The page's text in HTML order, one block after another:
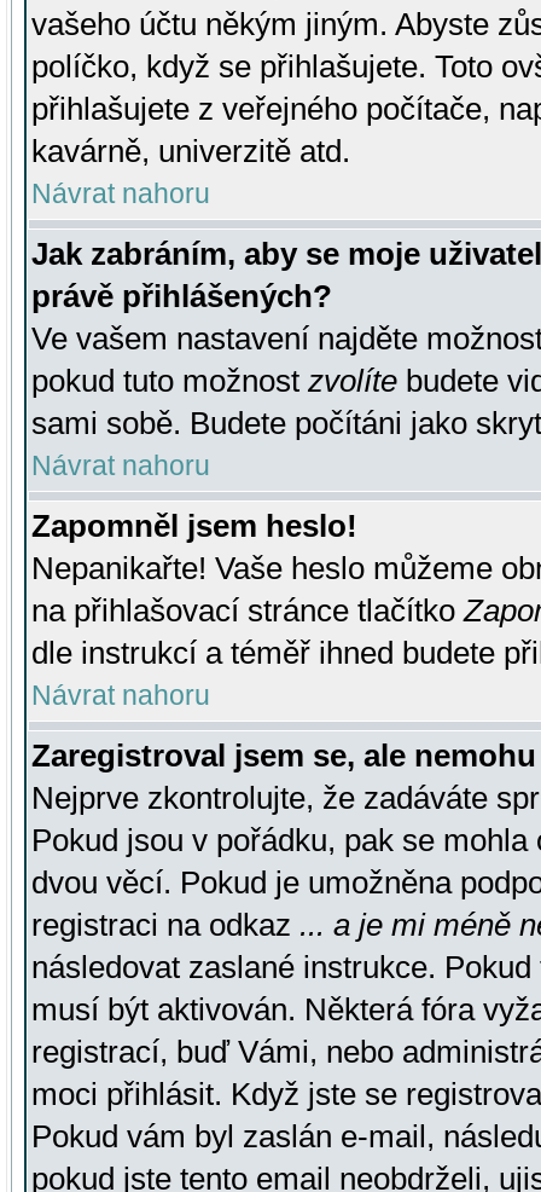
vašeho účtu někým jiným. Abyste
políčko, když se přihlašujete. Toto
přihlašujete z veřejného počítače,
kavárně, univerzitě atd.
Návrat nahoru
Jak zabráním, aby se moje
právě přihlášených?
Ve vašem nastavení najděte
pokud tuto možnost zvolíte budete
sami sobě. Budete počítáni jako
Návrat nahoru
Zapomněl jsem heslo!
Nepanikařte! Vaše heslo můžeme
na přihlašovací stránce tlačítko
dle instrukcí a téměř ihned budete
Návrat nahoru
Zaregistroval jsem se, ale
Nejprve zkontrolujte, že zadáváte
Pokud jsou v pořádku, pak se
dvou věcí. Pokud je umožněna
registraci na odkaz ... a je mi méně
následovat zaslané instrukce.
musí být aktivován. Některá fóra
registrací, buď Vámi, nebo
moci přihlásit. Když jste se
Pokud vám byl zaslán e-mail,
pokud jste tento email neobdrželi,